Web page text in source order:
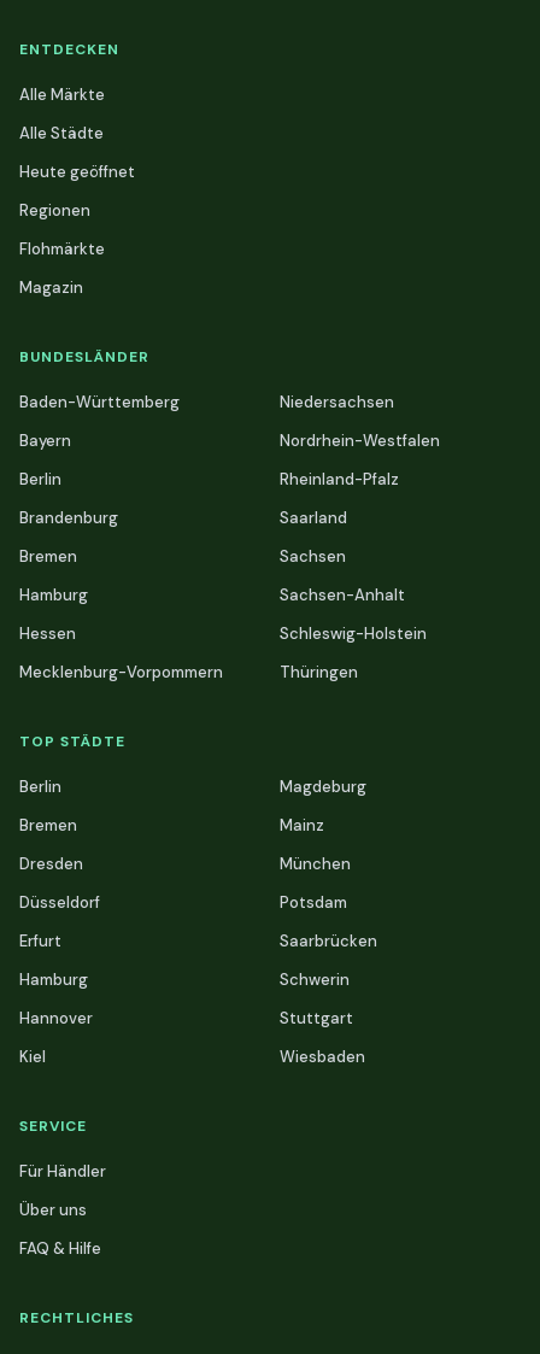
ENTDECKEN
Alle Märkte
Alle Städte
Heute geöffnet
Regionen
Flohmärkte
Magazin
BUNDESLÄNDER
Baden-Württemberg
Bayern
Berlin
Brandenburg
Bremen
Hamburg
Hessen
Mecklenburg-Vorpommern
Niedersachsen
Nordrhein-Westfalen
Rheinland-Pfalz
Saarland
Sachsen
Sachsen-Anhalt
Schleswig-Holstein
Thüringen
TOP STÄDTE
Berlin
Bremen
Dresden
Düsseldorf
Erfurt
Hamburg
Hannover
Kiel
Magdeburg
Mainz
München
Potsdam
Saarbrücken
Schwerin
Stuttgart
Wiesbaden
SERVICE
Für Händler
Über uns
FAQ & Hilfe
RECHTLICHES